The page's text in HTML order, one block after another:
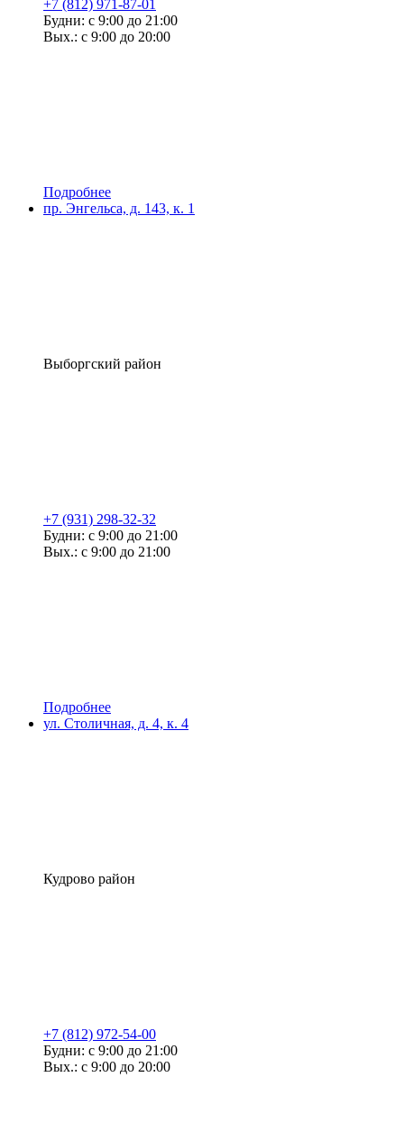
+7 (812) 971-87-01
Будни: с 9:00 до 21:00
Вых.: с 9:00 до 20:00
Подробнее
пр. Энгельса, д. 143, к. 1
Выборгский район
+7 (931) 298-32-32
Будни: с 9:00 до 21:00
Вых.: с 9:00 до 21:00
Подробнее
ул. Столичная, д. 4, к. 4
Кудрово район
+7 (812) 972-54-00
Будни: с 9:00 до 21:00
Вых.: с 9:00 до 20:00